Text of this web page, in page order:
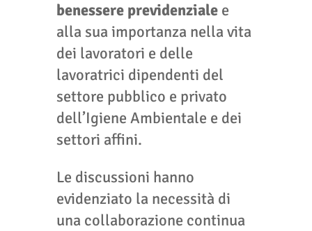
benessere previdenziale e
alla sua importanza nella vita
dei lavoratori e delle
lavoratrici dipendenti del
settore pubblico e privato
dell’Igiene Ambientale e dei
settori affini.
Le discussioni hanno
evidenziato la necessità di
una collaborazione continua